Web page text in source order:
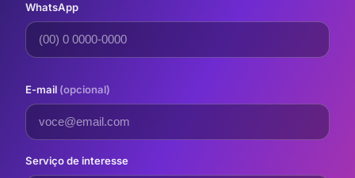
WhatsApp
E-mail (opcional)
Serviço de interesse